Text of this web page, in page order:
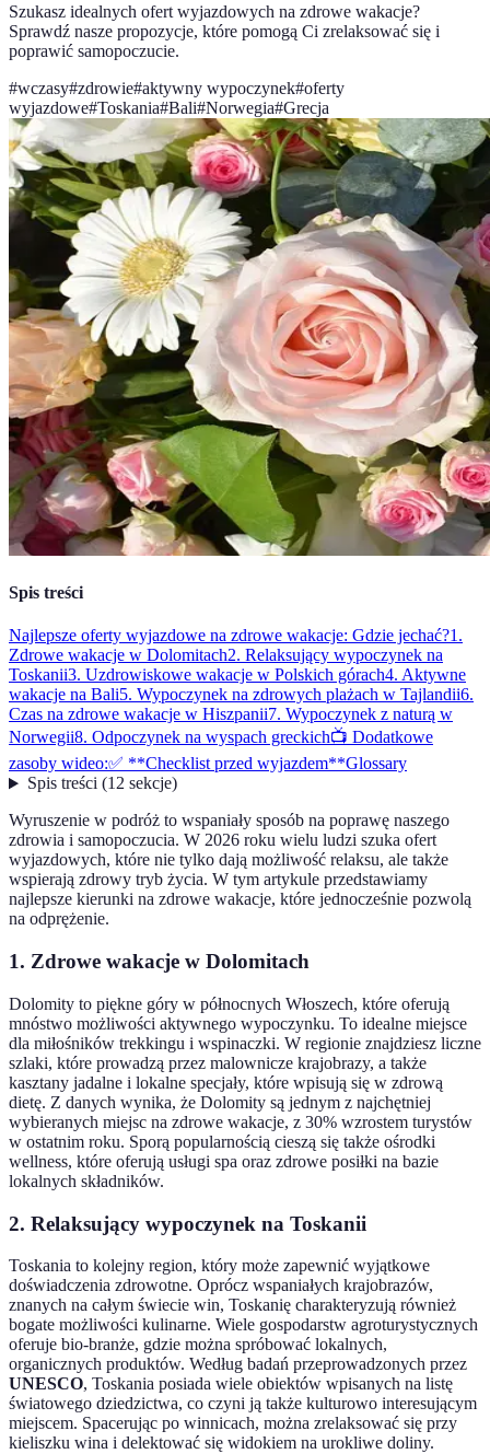
Szukasz idealnych ofert wyjazdowych na zdrowe wakacje?
Sprawdź nasze propozycje, które pomogą Ci zrelaksować się i
poprawić samopoczucie.
#wczasy#zdrowie#aktywny wypoczynek#oferty
wyjazdowe#Toskania#Bali#Norwegia#Grecja
Spis treści
Najlepsze oferty wyjazdowe na zdrowe wakacje: Gdzie jechać?1.
Zdrowe wakacje w Dolomitach2. Relaksujący wypoczynek na
Toskanii3. Uzdrowiskowe wakacje w Polskich górach4. Aktywne
wakacje na Bali5. Wypoczynek na zdrowych plażach w Tajlandii6.
Czas na zdrowe wakacje w Hiszpanii7. Wypoczynek z naturą w
Norwegii8. Odpoczynek na wyspach greckich📺 Dodatkowe
zasoby wideo:✅ **Checklist przed wyjazdem**Glossary
Spis treści(12 sekcje)
Wyruszenie w podróż to wspaniały sposób na poprawę naszego
zdrowia i samopoczucia. W 2026 roku wielu ludzi szuka ofert
wyjazdowych, które nie tylko dają możliwość relaksu, ale także
wspierają zdrowy tryb życia. W tym artykule przedstawiamy
najlepsze kierunki na zdrowe wakacje, które jednocześnie pozwolą
na odprężenie.
1. Zdrowe wakacje w Dolomitach
Dolomity to piękne góry w północnych Włoszech, które oferują
mnóstwo możliwości aktywnego wypoczynku. To idealne miejsce
dla miłośników trekkingu i wspinaczki. W regionie znajdziesz liczne
szlaki, które prowadzą przez malownicze krajobrazy, a także
kasztany jadalne i lokalne specjały, które wpisują się w zdrową
dietę. Z danych wynika, że Dolomity są jednym z najchętniej
wybieranych miejsc na zdrowe wakacje, z 30% wzrostem turystów
w ostatnim roku. Sporą popularnością cieszą się także ośrodki
wellness, które oferują usługi spa oraz zdrowe posiłki na bazie
lokalnych składników.
2. Relaksujący wypoczynek na Toskanii
Toskania to kolejny region, który może zapewnić wyjątkowe
doświadczenia zdrowotne. Oprócz wspaniałych krajobrazów,
znanych na całym świecie win, Toskanię charakteryzują również
bogate możliwości kulinarne. Wiele gospodarstw agroturystycznych
oferuje bio-branże, gdzie można spróbować lokalnych,
organicznych produktów. Według badań przeprowadzonych przez
UNESCO, Toskania posiada wiele obiektów wpisanych na listę
światowego dziedzictwa, co czyni ją także kulturowo interesującym
miejscem. Spacerując po winnicach, można zrelaksować się przy
kieliszku wina i delektować się widokiem na urokliwe doliny.